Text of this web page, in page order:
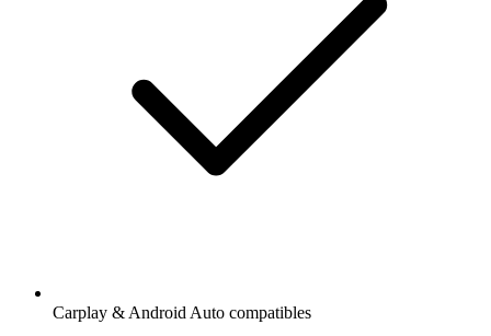
Carplay & Android Auto compatibles